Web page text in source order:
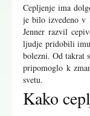
Cepljenje ima
je bilo izvedeno v
Jenner razvil
ljudje pridobili
bolezni. Od takrat
pripomoglo k
svetu.
Kako